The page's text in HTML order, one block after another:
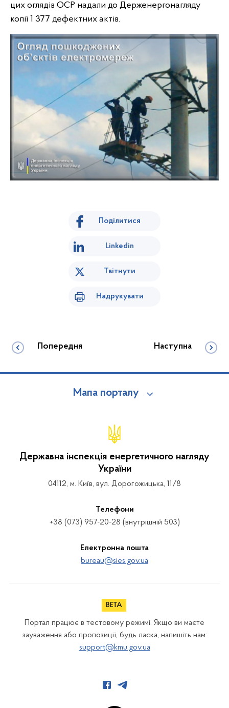
цих оглядів ОСР надали до Держенергонагляду
копії 1 377 дефектних актів.
Поділитися
Linkedin
Твітнути
Надрукувати
Попередня Наступна
Мапа порталу
Державна інспекція енергетичного нагляду
України
04112, м. Київ, вул. Дорогожицька, 11/8
Телефони
+38 (073) 957-20-28 (внутрішній 503)
Електронна пошта
bureau@sies.gov.ua
Портал працює в тестовому режимі. Якщо ви маєте
зауваження або пропозиції, будь ласка, напишіть нам:
support@kmu.gov.ua